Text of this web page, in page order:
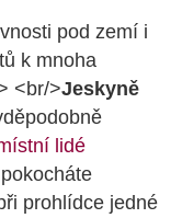
pod zemí i
k mnoha
<br/>Jeskyně
lidé
prohlídce jedné